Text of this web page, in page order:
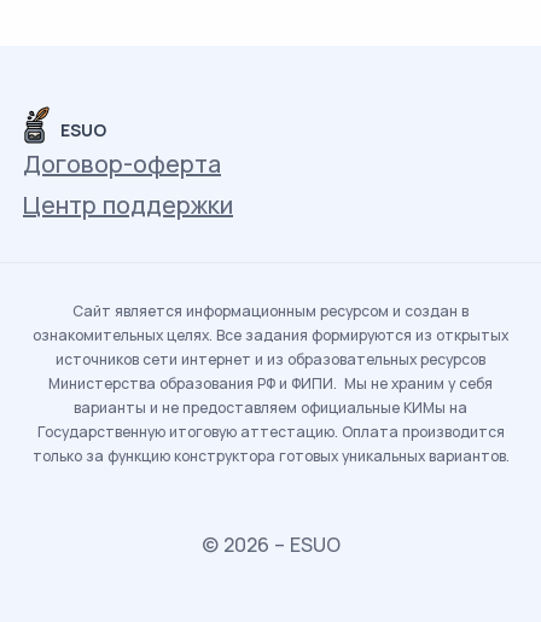
ESUO
Договор-оферта
Центр поддержки
Сайт является информационным ресурсом и создан в
ознакомительных целях. Все задания формируются из открытых
источников сети интернет и из образовательных ресурсов
Министерства образования РФ и ФИПИ. Мы не храним у себя
варианты и не предоставляем официальные КИМы на
Государственную итоговую аттестацию. Оплата производится
только за функцию конструктора готовых уникальных вариантов.
© 2026 – ESUO